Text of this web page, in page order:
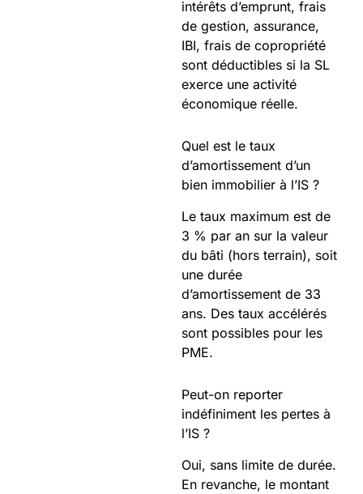
intérêts d’emprunt, frais
de gestion, assurance,
IBI, frais de copropriété
sont déductibles si la SL
exerce une activité
économique réelle.
Quel est le taux
d’amortissement d’un
bien immobilier à l’IS ?
Le taux maximum est de
3 % par an sur la valeur
du bâti (hors terrain), soit
une durée
d’amortissement de 33
ans. Des taux accélérés
sont possibles pour les
PME.
Peut-on reporter
indéfiniment les pertes à
l’IS ?
Oui, sans limite de durée.
En revanche, le montant